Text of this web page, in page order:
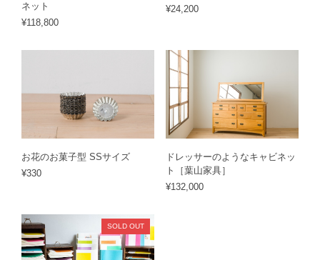
ネット
¥118,800
¥24,200
お花のお菓子型 SSサイズ
¥330
ドレッサーのようなキャビネッ
ト［葉山家具］
¥132,000
SOLD OUT